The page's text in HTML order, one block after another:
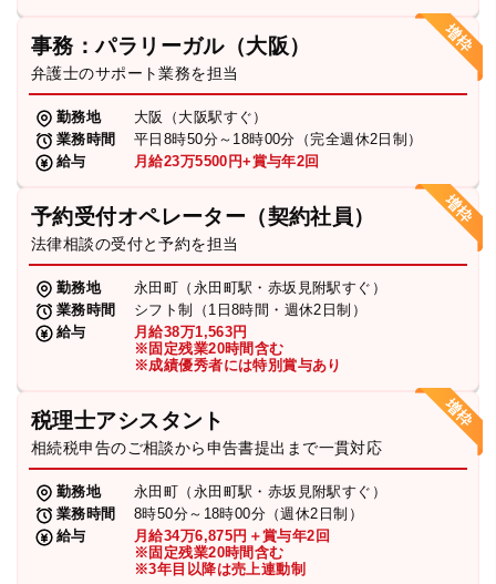
事務：パラリーガル（大阪）
弁護士のサポート業務を担当
勤務地
大阪（大阪駅すぐ）
業務時間
平日8時50分～18時00分（完全週休2日制）
給与
月給23万5500円+賞与年2回
予約受付オペレーター（契約社員）
法律相談の受付と予約を担当
勤務地
永田町（永田町駅・赤坂見附駅すぐ）
業務時間
シフト制（1日8時間・週休2日制）
給与
月給38万1,563円
※固定残業20時間含む
※成績優秀者には特別賞与あり
税理士アシスタント
相続税申告のご相談から申告書提出まで一貫対応
勤務地
永田町（永田町駅・赤坂見附駅すぐ）
業務時間
8時50分～18時00分（週休2日制）
給与
月給34万6,875円＋賞与年2回
※固定残業20時間含む
※3年目以降は売上連動制
求人採用
お知らせ
特設サイト
相談先情報サイト
プライバシーポリシー
TikTok受賞 定義集 動画集